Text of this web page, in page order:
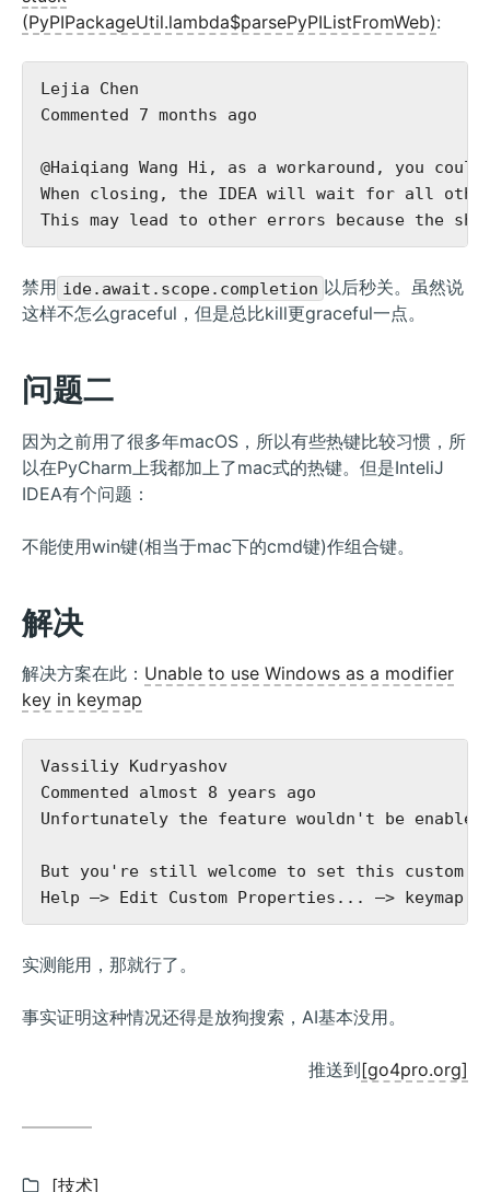
(PyPIPackageUtil.lambda$parsePyPIListFromWeb):
Lejia Chen
Commented 7 months ago
@Haiqiang Wang Hi, as a workaround, you
When closing, the IDEA will wait for all
禁用 ide.await.scope.completion 以后秒关。虽然说
这样不怎么graceful，但是总比kill更graceful一点。
问题二
因为之前用了很多年macOS，所以有些热键比较习惯，所
以在PyCharm上我都加上了mac式的热键。但是InteliJ
IDEA有个问题：
不能使用win键(相当于mac下的cmd键)作组合键。
解决
解决方案在此： Unable to use Windows as a modifier
key in keymap
Vassiliy Kudryashov
Commented almost 8 years ago
Unfortunately the feature wouldn't be
But you're still welcome to set this custom
实测能用，那就行了。
事实证明这种情况还得是放狗搜索，AI基本没用。
推送到[go4pro.org]
分
[技术]